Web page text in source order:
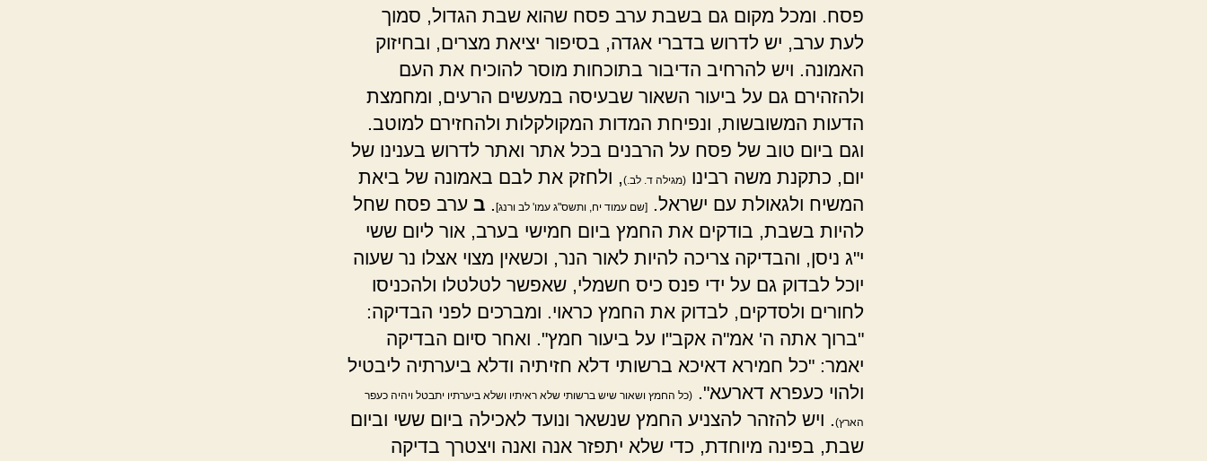
פסח. ומכל מקום גם בשבת ערב פסח שהוא שבת הגדול, סמוך
לעת ערב, יש לדרוש בדברי אגדה, בסיפור יציאת מצרים, ובחיזוק
האמונה. ויש להרחיב הדיבור בתוכחות מוסר להוכיח את העם
ולהזהירם גם על ביעור השאור שבעיסה במעשים הרעים, ומחמצת
הדעות המשובשות, ונפיחת המדות המקולקלות ולהחזירם למוטב.
וגם ביום טוב של פסח על הרבנים בכל אתר ואתר לדרוש בענינו של
יום, כתקנת משה רבינו (מגילה ד. לב.)
, ולחזק את לבם באמונה של ביאת
המשיח ולגאולת עם ישראל.
[שם עמוד יח, ותשס"ג עמו' לב ורנג] ב ערב פסח שחל
להיות בשבת, בודקים את החמץ ביום חמישי בערב, אור ליום ששי
י"ג ניסן, והבדיקה צריכה להיות לאור הנר, וכשאין מצוי אצלו נר שעוה
יוכל לבדוק גם על ידי פנס כיס חשמלי, שאפשר לטלטלו ולהכניסו
לחורים ולסדקים, לבדוק את החמץ כראוי. ומברכים לפני הבדיקה:
"ברוך אתה ה' אמ"ה אקב"ו על ביעור חמץ". ואחר סיום הבדיקה
יאמר: "כל חמירא דאיכא ברשותי דלא חזיתיה ודלא ביערתיה ליבטיל
ולהוי כעפרא דארעא".
(כל החמץ ושאור שיש ברשותי שלא ראיתיו ושלא ביערתיו יתבטל ויהיה כעפר
הארץ)
. ויש להזהר להצניע החמץ שנשאר ונועד לאכילה ביום ששי וביום
שבת, בפינה מיוחדת, כדי שלא יתפזר אנה ואנה ויצטרך בדיקה